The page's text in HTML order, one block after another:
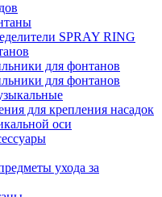
SPRAY RING
для фонтанов
для фонтанов
для крепления насадок
оси
ухода за